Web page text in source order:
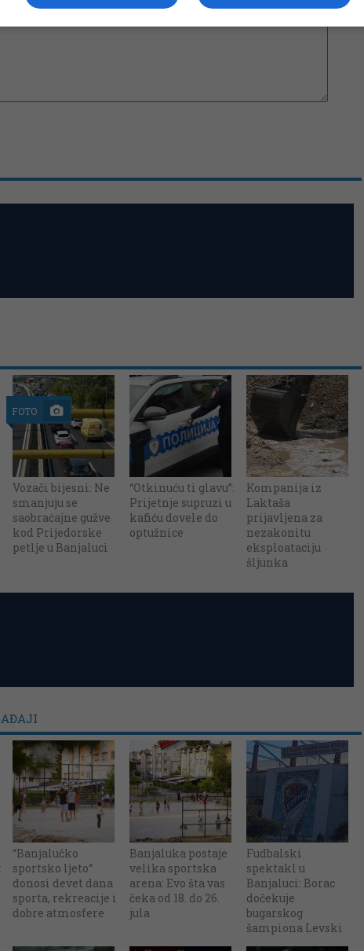
FOTO
Vozači bijesni: Ne
smanjuju se
saobraćajne gužve
kod Prijedorske
petlje u Banjaluci
“Otkinuću ti glavu”:
Prijetnje supruzi u
kafiću dovele do
optužnice
Kompanija iz
Laktaša
prijavljena za
nezakonitu
eksploataciju
šljunka
“Banjalučko
sportsko ljeto“
donosi devet dana
sporta, rekreacije i
dobre atmosfere
Banjaluka postaje
velika sportska
arena: Evo šta vas
čeka od 18. do 26.
jula
Fudbalski
spektakl u
Banjaluci: Borac
dočekuje
bugarskog
šampiona Levski